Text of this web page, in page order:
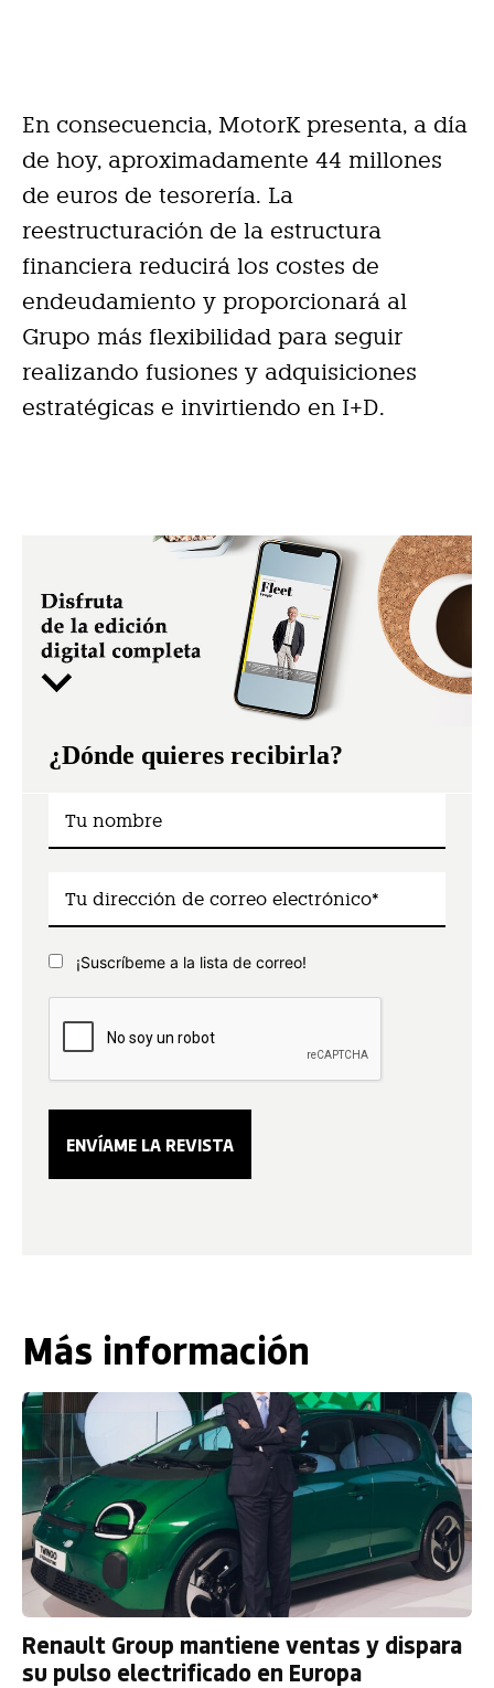
En consecuencia, MotorK presenta, a día
de hoy, aproximadamente 44 millones
de euros de tesorería. La
reestructuración de la estructura
financiera reducirá los costes de
endeudamiento y proporcionará al
Grupo más flexibilidad para seguir
realizando fusiones y adquisiciones
estratégicas e invirtiendo en I+D.
¿Dónde quieres recibirla?
¡Suscríbeme a la lista de correo!
Más información
Renault Group mantiene ventas y dispara
su pulso electrificado en Europa